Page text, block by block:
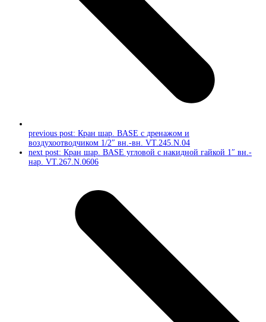
previous post: Кран шар. BASE с дренажом и
воздухоотводчиком 1/2″ вн.-вн. VT.245.N.04
next post: Кран шар. BASE угловой с накидной гайкой 1″ вн.-
нар. VT.267.N.0606